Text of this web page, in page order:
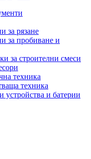
за рязане
за пробиване и
за строителни смеси
техника
техника
устройства и батерии